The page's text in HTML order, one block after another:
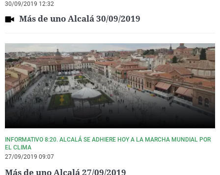
30/09/2019 12:32
Más de uno Alcalá 30/09/2019
INFORMATIVO 8:20. ALCALÁ SE ADHIERE HOY A LA MARCHA MUNDIAL POR
EL CLIMA
27/09/2019 09:07
Más de uno Alcalá 27/09/2019